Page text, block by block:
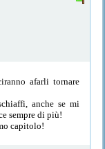
afarli tornare
anche se mi
sempre di più!
capitolo!